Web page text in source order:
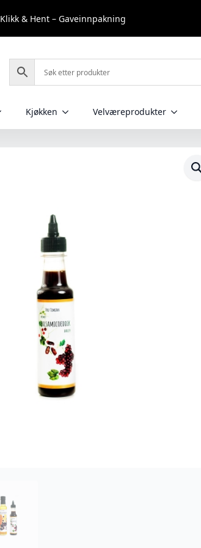
Klikk & Hent – Gaveinnpakning
Kjøkken Velværeprodukter